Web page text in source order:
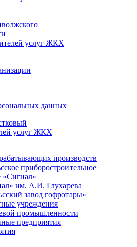
услуг ЖКХ
данных
производств
приборостроительное
«Сигнал»
им. А.И. Глухарева
завод гофротары»
учреждения
промышленности
предприятия